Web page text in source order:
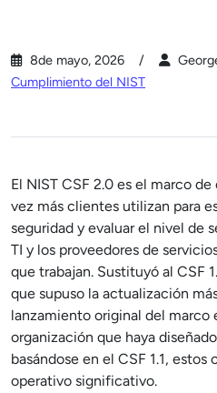
8de mayo, 2026
Cumplimiento del NIST
El NIST CSF 2.0 es el marco
vez más clientes utilizan para
seguridad y evaluar el nivel de
TI y los proveedores de
que trabajan. Sustituyó al CSF
que supuso la actualización
lanzamiento original del marco
organización que haya
basándose en el CSF 1.1,
operativo significativo.